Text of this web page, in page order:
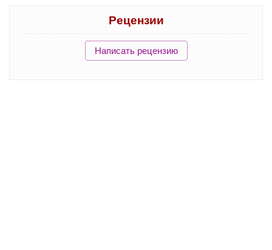
Рецензии
Написать рецензию